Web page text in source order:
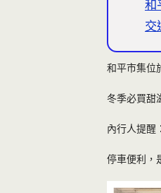
和
交
和平市集位
冬季必買甜
內行人提醒
停車便利，